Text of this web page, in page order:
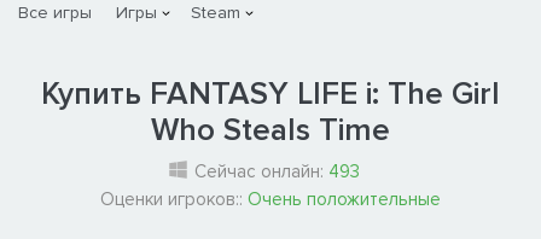
Все игры Игры Steam
Купить FANTASY LIFE i: The Girl
Who Steals Time
Сейчас онлайн: 493
Оценки игроков:: Очень положительные